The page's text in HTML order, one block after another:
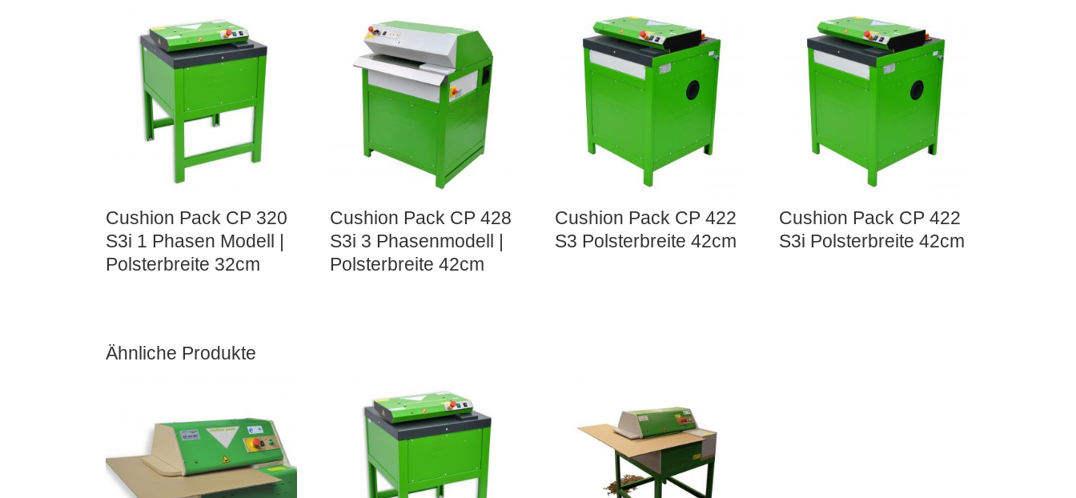
Cushion Pack CP 320
S3i 1 Phasen Modell |
Polsterbreite 32cm
Cushion Pack CP 428
S3i 3 Phasenmodell |
Polsterbreite 42cm
Cushion Pack CP 422
S3 Polsterbreite 42cm
Cushion Pack CP 422
S3i Polsterbreite 42cm
Ähnliche Produkte